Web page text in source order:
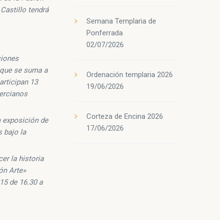
tendrá
se suma a
13
exposición de
bajo la
la historia
Arte»
de 16.30 a
Semana Templaria de
Ponferrada
02/07/2026
Ordenación templaria 2026
19/06/2026
Corteza de Encina 2026
17/06/2026